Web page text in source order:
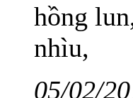
hồng
nhìu,
05/02/